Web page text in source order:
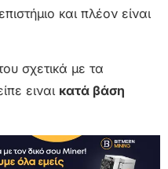
και πλέον είναι
σχετικά με τα
ειναι κατά βάση